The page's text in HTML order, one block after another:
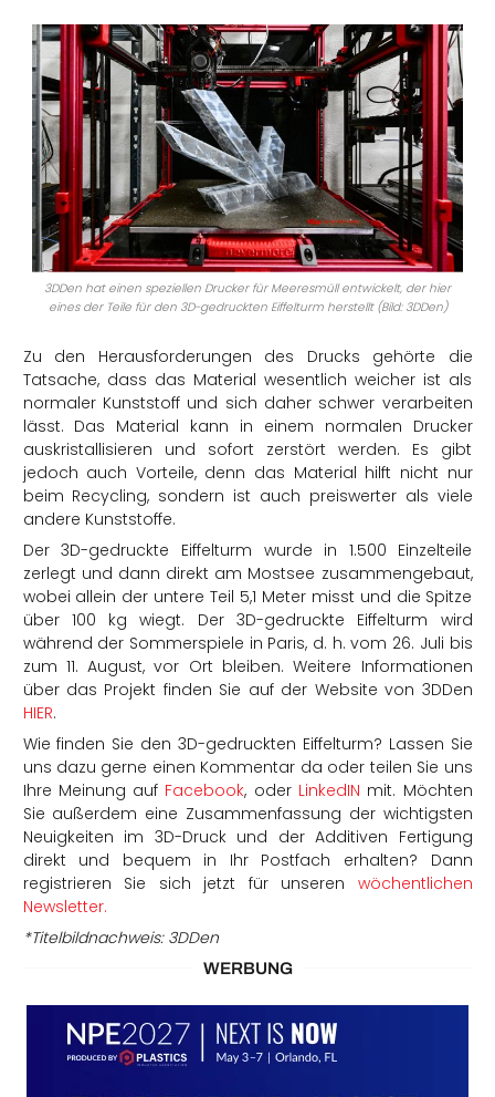
3DDen hat einen speziellen Drucker für Meeresmüll entwickelt, der hier
eines der Teile für den 3D-gedruckten Eiffelturm herstellt (Bild: 3DDen)
Zu den Herausforderungen des Drucks gehörte die
Tatsache, dass das Material wesentlich weicher ist als
normaler Kunststoff und sich daher schwer verarbeiten
lässt. Das Material kann in einem normalen Drucker
auskristallisieren und sofort zerstört werden. Es gibt
jedoch auch Vorteile, denn das Material hilft nicht nur
beim Recycling, sondern ist auch preiswerter als viele
andere Kunststoffe.
Der 3D-gedruckte Eiffelturm wurde in 1.500 Einzelteile
zerlegt und dann direkt am Mostsee zusammengebaut,
wobei allein der untere Teil 5,1 Meter misst und die Spitze
über 100 kg wiegt. Der 3D-gedruckte Eiffelturm wird
während der Sommerspiele in Paris, d. h. vom 26. Juli bis
zum 11. August, vor Ort bleiben. Weitere Informationen
über das Projekt finden Sie auf der Website von 3DDen
HIER.
Wie finden Sie den 3D-gedruckten Eiffelturm? Lassen Sie
uns dazu gerne einen Kommentar da oder teilen Sie uns
Ihre Meinung auf Facebook, oder LinkedIN mit. Möchten
Sie außerdem eine Zusammenfassung der wichtigsten
Neuigkeiten im 3D-Druck und der Additiven Fertigung
direkt und bequem in Ihr Postfach erhalten? Dann
registrieren Sie sich jetzt für unseren wöchentlichen
Newsletter.
*Titelbildnachweis: 3DDen
WERBUNG